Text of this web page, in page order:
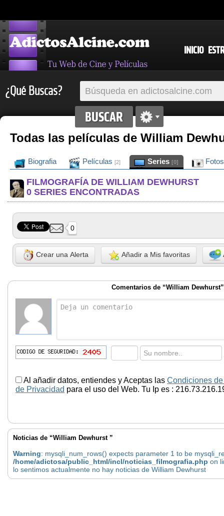
INICIO
¿Qué Buscas?
Todas las películas de William
Biografia Películas [2] Series [0]
FILMOGRAFÍA DE WILLIAM DEWHURST
0 SERIES ENCONTRADAS
0
Crear una Alerta Añadir a Mis favoritas
Comentarios de “William Dewhurst”
Al añadir datos, entiendes y Aceptas las Condiciones
de Privacidad para el uso del Web. Tu Ip es :
Noticias de “William Dewhurst ”
Warning: mysqli_num_rows() expects parameter 1 to be
/home/adictosa/public_html/incl/noticias_filmografia.php on
lo sentimos actualmente no hay noticias de William Dewhurst